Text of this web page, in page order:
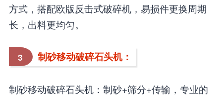
方式，搭配欧版反击式破碎机，易损件更换周期
长，出料更均匀。
3 制砂移动破碎石头机：
制砂移动破碎石头机：制砂+筛分+传输，专业的